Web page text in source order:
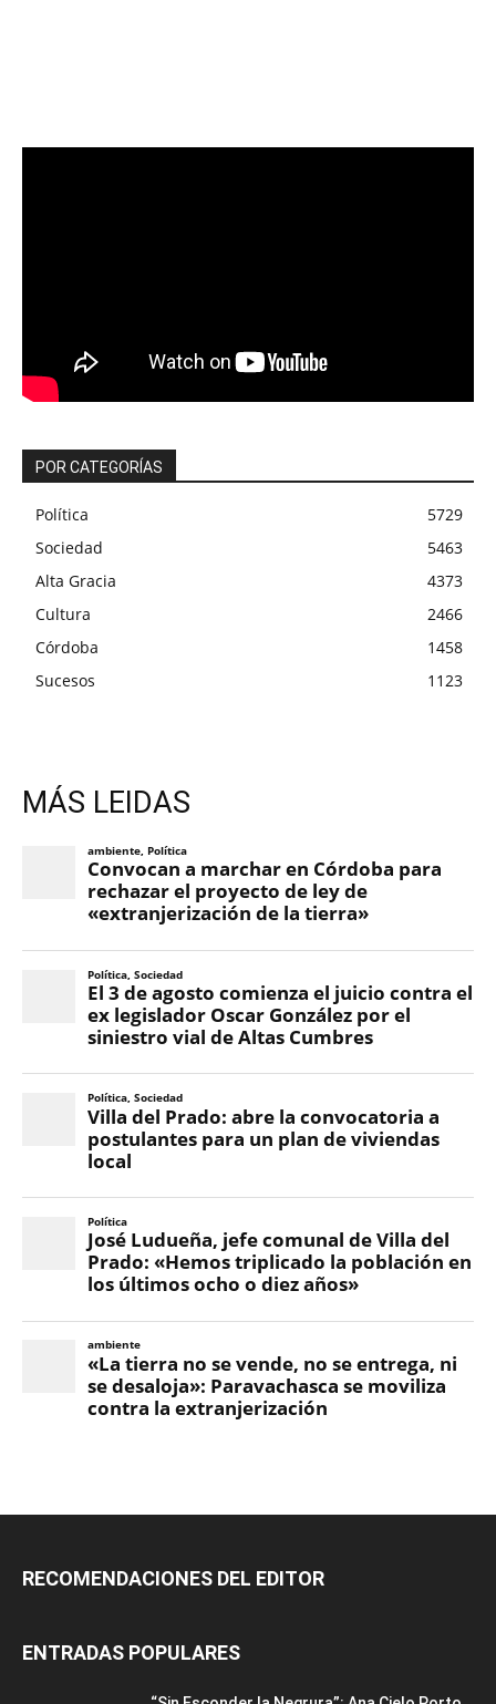
POR CATEGORÍAS
Política
5729
Sociedad
5463
Alta Gracia
4373
Cultura
2466
Córdoba
1458
Sucesos
1123
MÁS LEIDAS
RECOMENDACIONES DEL EDITOR
ENTRADAS POPULARES